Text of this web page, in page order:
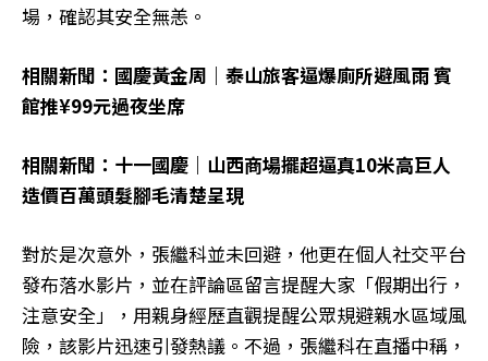
場，確認其安全無恙。
相關新聞：國慶黃金周｜泰山旅客逼爆廁所避風雨 賓
館推¥99元過夜坐席
相關新聞：十一國慶｜山西商場擺超逼真10米高巨人
造價百萬頭髮腳毛清楚呈現
對於是次意外，張繼科並未回避，他更在個人社交平台
發布落水影片，並在評論區留言提醒大家「假期出行，
注意安全」，用親身經歷直觀提醒公眾規避親水區域風
險，該影片迅速引發熱議。不過，張繼科在直播中稱，